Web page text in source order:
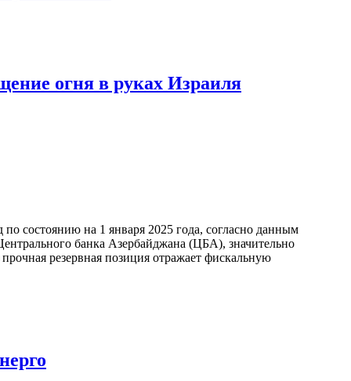
огня в руках Израиля
состоянию на 1 января 2025 года, согласно данным
банка Азербайджана (ЦБА), значительно
резервная позиция отражает фискальную